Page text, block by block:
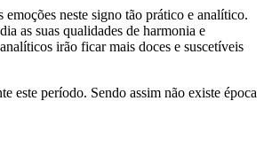
neste signo tão prático e analítico.
as suas qualidades de harmonia e
irão ficar mais doces e suscetíveis
este período. Sendo assim não existe época